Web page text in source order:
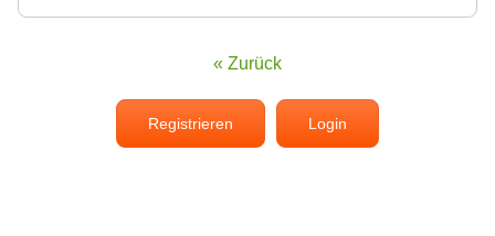
« Zurück
Registrieren Login